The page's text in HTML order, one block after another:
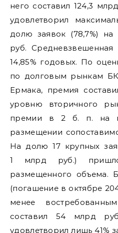
него составил 124,3
удовлетворил
долю заявок (78,7%)
руб. Средневзвешенная
14,85% годовых. По
по долговым рынкам БК
Ермака, премия
уровню вторичного
премии в 2 б. п. на
размещении
На долю 17 крупных
1 млрд руб.)
размещенного объема.
(погашение в октябре
менее
составил 54 млрд
удовлетворил лишь 41%